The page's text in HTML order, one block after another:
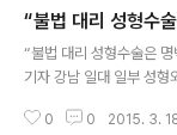
성형외과 의사들도 문제
에서 지난 2월에 '유령수
현) 대책을 내놨고 시민
동본부' 홈페이지에서는
“불법 대리 성형수
“불법 대리 성형수술은
기자 강남 일대 일부 성형
가 이러한 불법 유령수술
0 0 2015. 3.